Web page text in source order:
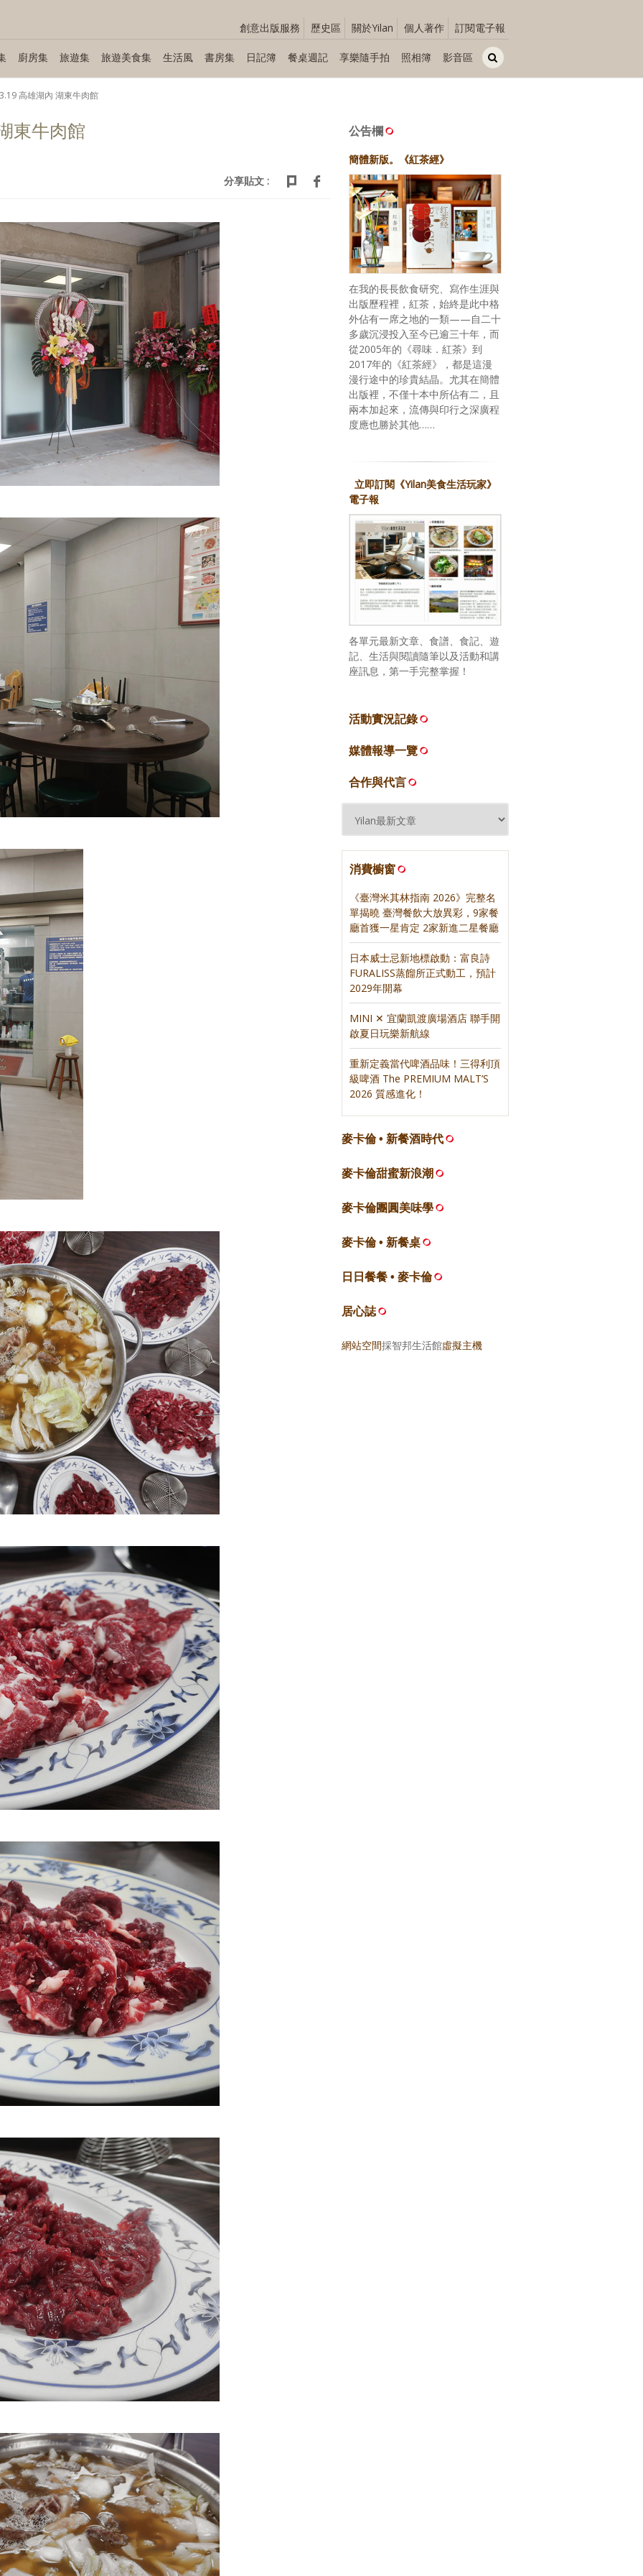
創意出版服務 歷史區 關於Yilan 個人著作 訂閱電子報
廚房集 旅遊集 旅遊美食集 生活風 書房集 日記簿 餐桌週記 享樂隨手拍 照相簿 影音區
高雄湖內 湖東牛肉館
東牛肉館
分享貼文 :
公告欄
簡體新版。《紅茶經》
在我的長長飲食研究、寫作生涯與
出版歷程裡，紅茶，始終是此中格
外佔有一席之地的一類——自二十
多歲沉浸投入至今已逾三十年，而
從2005年的《尋味．紅茶》到
2017年的《紅茶經》，都是這漫
漫行途中的珍貴結晶。尤其在簡體
出版裡，不僅十本中所佔有二，且
兩本加起來，流傳與印行之深廣程
度應也勝於其他……
立即訂閱《Yilan美食生活玩家》
電子報
各單元最新文章、食譜、食記、遊
記、生活與閱讀隨筆以及活動和講
座訊息，第一手完整掌握！
活動實況記錄
媒體報導一覽
合作與代言
消費櫥窗
《臺灣米其林指南 2026》完整名
單揭曉 臺灣餐飲大放異彩，9家餐
廳首獲一星肯定 2家新進二星餐廳
日本威士忌新地標啟動：富良詩
FURALISS蒸餾所正式動工，預計
2029年開幕
MINI ✕ 宜蘭凱渡廣場酒店 聯手開
啟夏日玩樂新航線
重新定義當代啤酒品味！三得利頂
級啤酒 The PREMIUM MALT’S
2026 質感進化！
麥卡倫 • 新餐酒時代
麥卡倫甜蜜新浪潮
麥卡倫團圓美味學
麥卡倫 • 新餐桌
日日餐餐 • 麥卡倫
居心誌
網站空間採智邦生活館虛擬主機